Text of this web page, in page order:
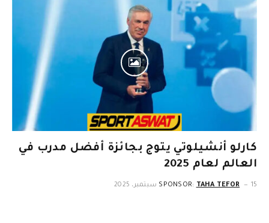
كارلو أنشيلوتي يتوج بجائزة أفضل مدرب في
العالم لعام 2025
SPONSOR:TAHA TEFOR 15 سبتمبر، 2025